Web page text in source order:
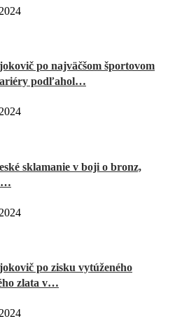
po najväčšom športovom
podľahol…
sklamanie v boji o bronz,
po zisku vytúženého
zlata v…